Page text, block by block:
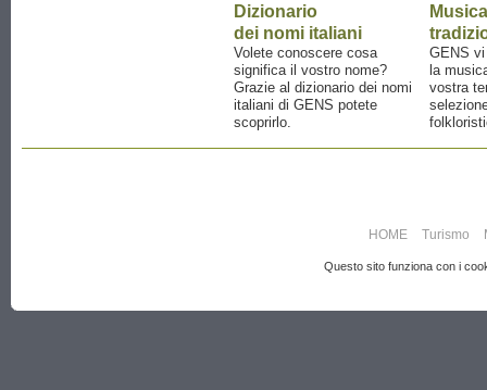
Dizionario
dei nomi italiani
Volete conoscere cosa
significa il vostro nome?
Grazie al dizionario dei nomi
italiani di GENS potete
scoprirlo.
Musica
GENS
la
vostra
HOME Turismo
Questo sito funziona con i